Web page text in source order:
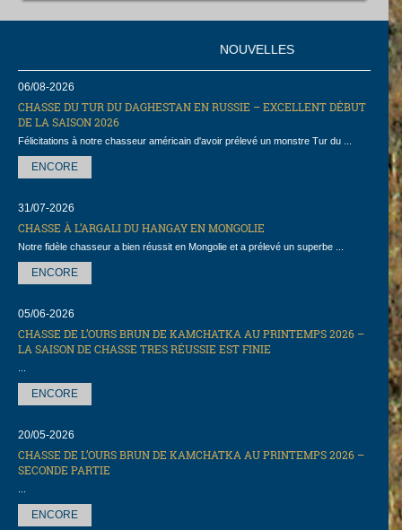
NOUVELLES
06/08-2026
CHASSE DU TUR DU DAGHESTAN EN RUSSIE – EXCELLENT DÉBUT
DE LA SAISON 2026
Félicitations à notre chasseur américain d'avoir prélevé un monstre Tur du ...
ENCORE
31/07-2026
CHASSE À L’ARGALI DU HANGAY EN MONGOLIE
Notre fidèle chasseur a bien réussit en Mongolie et a prélevé un superbe ...
ENCORE
05/06-2026
CHASSE DE L’OURS BRUN DE KAMCHATKA AU PRINTEMPS 2026 –
LA SAISON DE CHASSE TRES RÉUSSIE EST FINIE
ENCORE
20/05-2026
CHASSE DE L’OURS BRUN DE KAMCHATKA AU PRINTEMPS 2026 –
SECONDE PARTIE
ENCORE